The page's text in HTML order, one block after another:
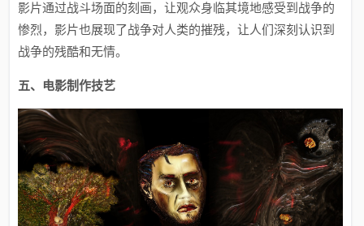
影片通过战斗场面的刻画，让观众身临其境地感受到战争的
惨烈，影片也展现了战争对人类的摧残，让人们深刻认识到
战争的残酷和无情。
五、电影制作技艺